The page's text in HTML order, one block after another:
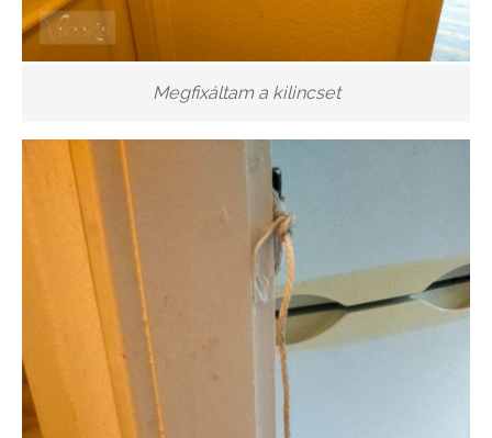
Megfixáltam a kilincset